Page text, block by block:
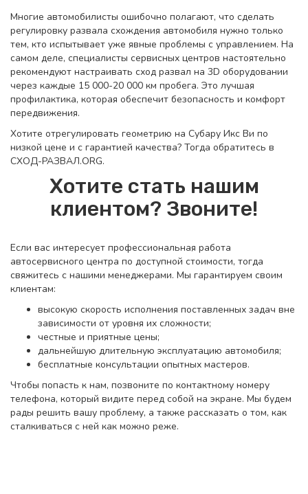
Многие автомобилисты ошибочно полагают, что сделать
регулировку развала схождения автомобиля нужно только
тем, кто испытывает уже явные проблемы с управлением. На
самом деле, специалисты сервисных центров настоятельно
рекомендуют настраивать сход развал на 3D оборудовании
через каждые 15 000-20 000 км пробега. Это лучшая
профилактика, которая обеспечит безопасность и комфорт
передвижения.
Хотите отрегулировать геометрию на Субару Икс Ви по
низкой цене и с гарантией качества? Тогда обратитесь в
СХОД-РАЗВАЛ.ORG.
Хотите стать нашим
клиентом? Звоните!
Если вас интересует профессиональная работа
автосервисного центра по доступной стоимости, тогда
свяжитесь с нашими менеджерами. Мы гарантируем своим
клиентам:
высокую скорость исполнения поставленных задач вне
зависимости от уровня их сложности;
честные и приятные цены;
дальнейшую длительную эксплуатацию автомобиля;
бесплатные консультации опытных мастеров.
Чтобы попасть к нам, позвоните по контактному номеру
телефона, который видите перед собой на экране. Мы будем
рады решить вашу проблему, а также рассказать о том, как
сталкиваться с ней как можно реже.